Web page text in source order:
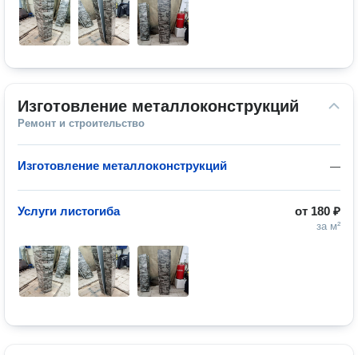
Изготовление металлоконструкций
Ремонт и строительство
—
Изготовление металлоконструкций
от 180 ₽
за м²
Услуги листогиба